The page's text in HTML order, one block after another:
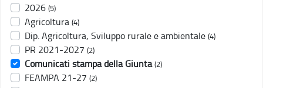
2026 (5)
Agricoltura (4)
Dip. Agricoltura, Sviluppo rurale e ambientale (4)
PR 2021-2027 (2)
Comunicati stampa della Giunta (2)
FEAMPA 21-27 (2)